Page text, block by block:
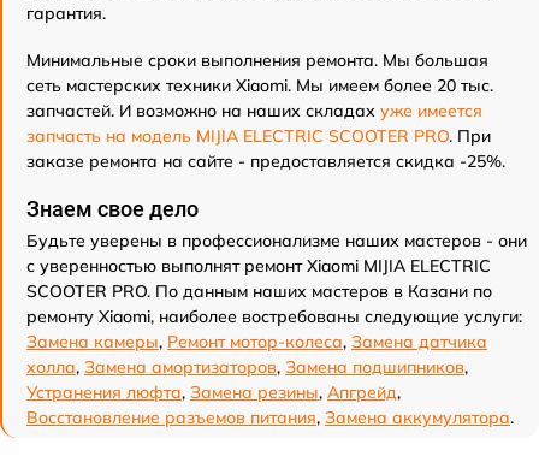
гарантия.
Минимальные сроки выполнения ремонта. Мы большая
сеть мастерских техники Xiaomi. Мы имеем более 20 тыс.
запчастей. И возможно на наших складах уже имеется
запчасть на модель MIJIA ELECTRIC SCOOTER PRO. При
заказе ремонта на сайте - предоставляется скидка -25%.
Знаем свое дело
Будьте уверены в профессионализме наших мастеров - они
с уверенностью выполнят ремонт Xiaomi MIJIA ELECTRIC
SCOOTER PRO. По данным наших мастеров в Казани по
ремонту Xiaomi, наиболее востребованы следующие услуги:
Замена камеры, Ремонт мотор-колеса, Замена датчика
холла, Замена амортизаторов, Замена подшипников,
Устранения люфта, Замена резины, Апгрейд,
Восстановление разъемов питания, Замена аккумулятора.